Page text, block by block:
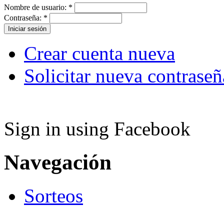
Nombre de usuario: *
Contraseña: *
Crear cuenta nueva
Solicitar nueva
Sign in using Facebook
Navegación
Sorteos